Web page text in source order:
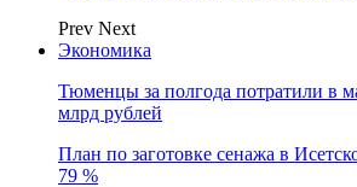
Prev Next
Экономика
Тюменцы за полгода потратили в
млрд рублей
План по заготовке сенажа в
79 %